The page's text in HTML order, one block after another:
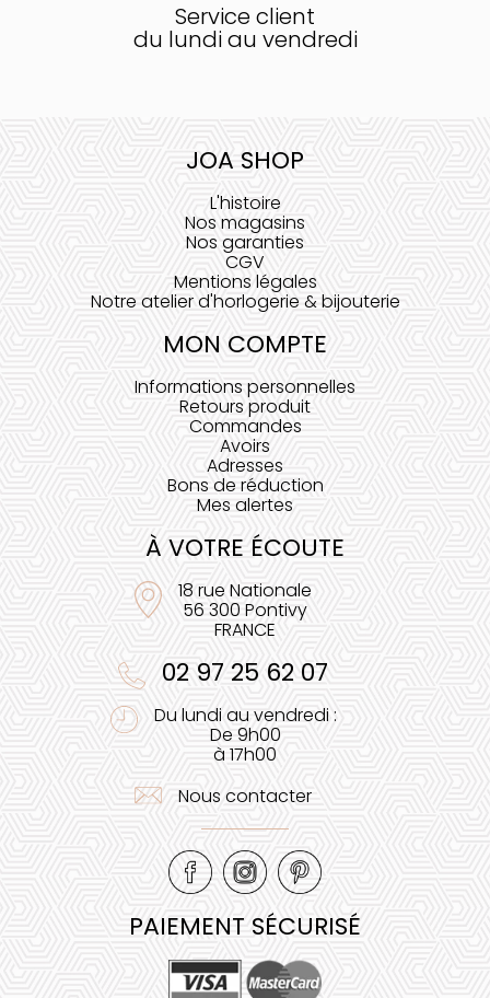
Service client
du lundi au vendredi
JOA SHOP
L'histoire
Nos magasins
Nos garanties
CGV
Mentions légales
Notre atelier d'horlogerie & bijouterie
MON COMPTE
Informations personnelles
Retours produit
Commandes
Avoirs
Adresses
Bons de réduction
Mes alertes
À VOTRE ÉCOUTE
18 rue Nationale
56 300 Pontivy
FRANCE
02 97 25 62 07
Du lundi au vendredi :
De 9h00
à 17h00
Nous contacter
PAIEMENT SÉCURISÉ